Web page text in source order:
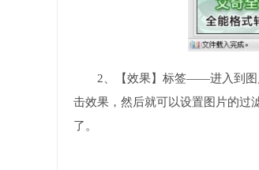
2、【效果】标签——进入到图
击效果，然后就可以设置图片的过
了。